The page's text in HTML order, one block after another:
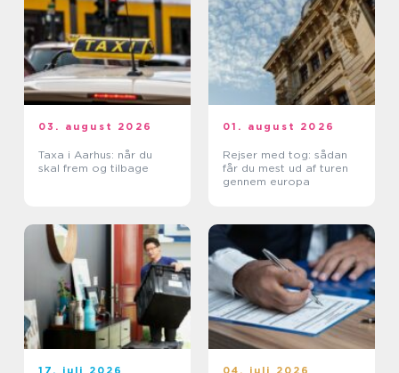
03. august 2026
Taxa i Aarhus: når du
skal frem og tilbage
01. august 2026
Rejser med tog: sådan
får du mest ud af turen
gennem europa